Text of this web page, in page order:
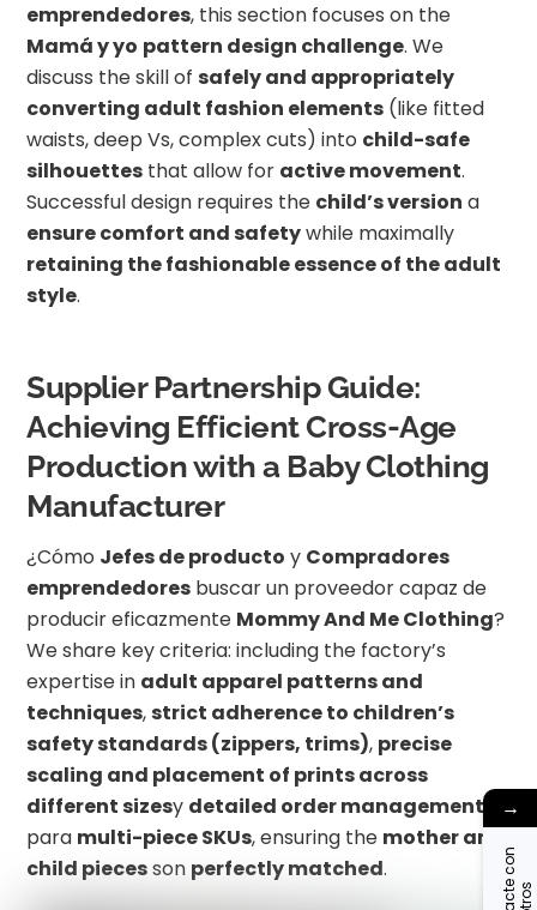
emprendedores, this section focuses on the
Mamá y yo pattern design challenge. We
discuss the skill of safely and appropriately
converting adult fashion elements (like fitted
waists, deep Vs, complex cuts) into child-safe
silhouettes that allow for active movement.
Successful design requires the child’s version a
ensure comfort and safetywhile maximally
retaining the fashionable essence of the adult
style.
Supplier Partnership Guide:
Achieving Efficient Cross-Age
Production with a Baby Clothing
Manufacturer
¿Cómo Jefes de producto y Compradores
emprendedores buscar un proveedor capaz de
producir eficazmente Mommy And Me Clothing?
We share key criteria: including the factory’s
expertise in adult apparel patterns and
techniques, strict adherence to children’s
safety standards (zippers, trims), precise
scaling and placement of prints across
different sizesy detailed order management
para multi-piece SKUs, ensuring the mother and
child piecesson perfectly matched.
→